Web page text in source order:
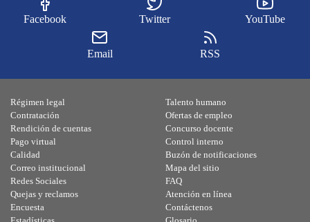
Facebook Twitter YouTube
Email RSS
Régimen legal
Contratación
Rendición de cuentas
Pago virtual
Calidad
Talento humano
Ofertas de empleo
Concurso docente
Control interno
Buzón de notificaciones
Correo institucional
Redes Sociales
Quejas y reclamos
Encuesta
Mapa del sitio
FAQ
Atención en línea
Contáctenos